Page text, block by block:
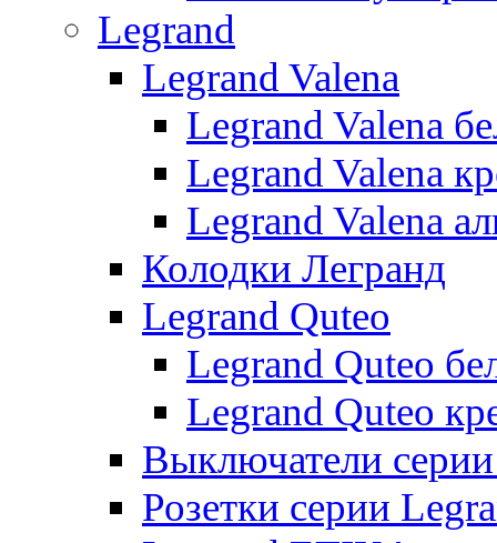
Legrand
Legrand Valena
Legrand Valena
Legrand Valena
Legrand Valena
Колодки Легранд
Legrand Quteo
Legrand Quteo
Legrand Quteo
Выключатели
Розетки серии